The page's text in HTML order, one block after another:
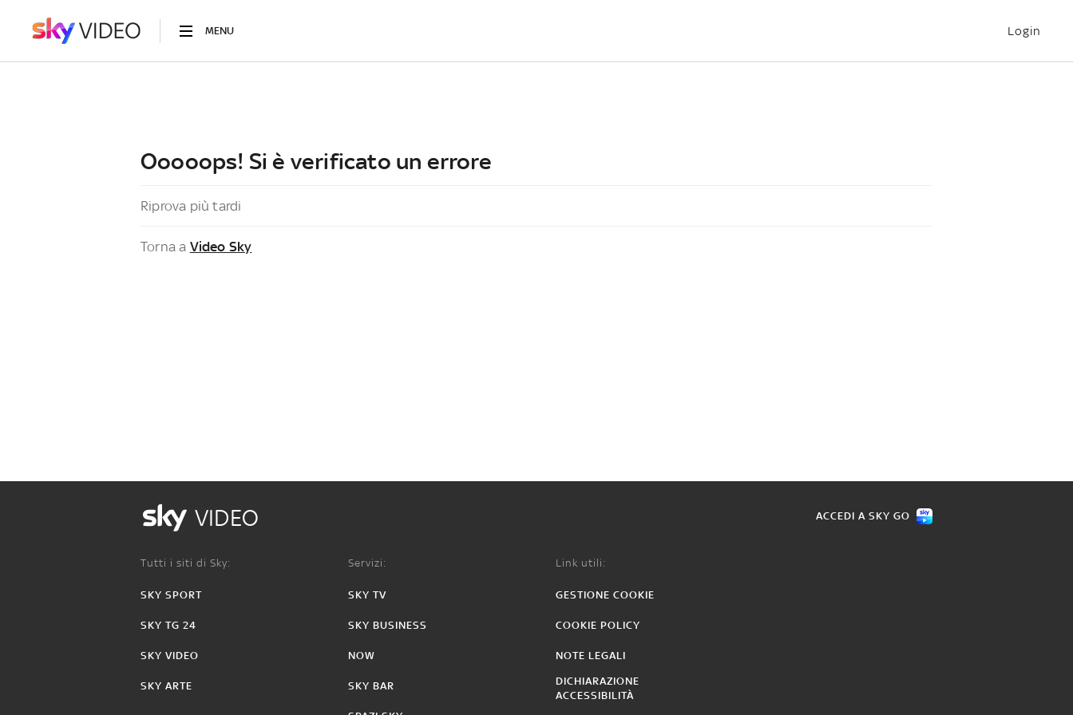
MENU Login
Ooooops! Si è verificato un errore
Riprova più tardi
Torna a Video Sky
VIDEO ACCEDI A SKY GO
Tutti i siti di Sky:
SKY SPORT
SKY TG 24
SKY VIDEO
SKY ARTE
Servizi:
SKY TV
SKY BUSINESS
NOW
SKY BAR
Link utili:
GESTIONE COOKIE
COOKIE POLICY
NOTE LEGALI
DICHIARAZIONE
ACCESSIBILITÀ